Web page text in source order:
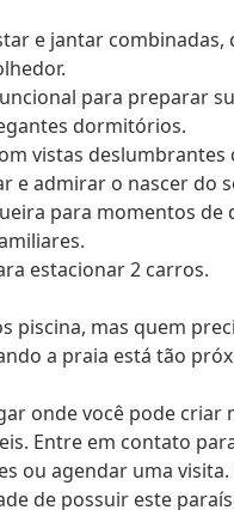
e jantar combinadas,
para preparar
dormitórios.
vistas deslumbrantes
e admirar o nascer do
para momentos de
estacionar 2 carros.
piscina, mas quem
a praia está tão
onde você pode criar
Entre em contato
ou agendar uma visita.
de possuir este